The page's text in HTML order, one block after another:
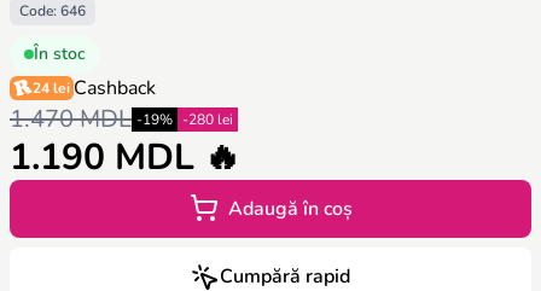
Code: 646
În stoc
24 lei Cashback
1.470 MDL -19% -280 lei
1.190 MDL 🔥
Adaugă în coș
Cumpără rapid